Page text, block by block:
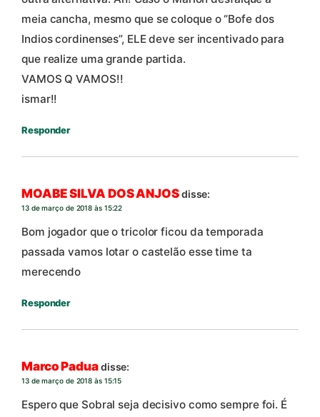
meia cancha, mesmo que se coloque o “Bofe dos
Indios cordinenses”, ELE deve ser incentivado para
que realize uma grande partida.
VAMOS Q VAMOS!!
ismar!!
Responder
MOABE SILVA DOS ANJOSdisse:
13 de março de 2018 às 15:22
Bom jogador que o tricolor ficou da temporada
passada vamos lotar o castelão esse time ta
merecendo
Responder
Marco Paduadisse:
13 de março de 2018 às 15:15
Espero que Sobral seja decisivo como sempre foi. É